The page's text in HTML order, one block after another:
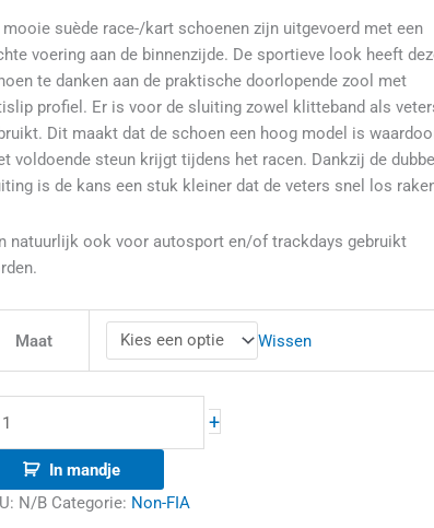
mooie suède race-/kart schoenen zijn uitgevoerd met een
voering aan de binnenzijde. De sportieve look heeft
te danken aan de praktische doorlopende zool met
profiel. Er is voor de sluiting zowel klitteband als
Dit maakt dat de schoen een hoog model is
voldoende steun krijgt tijdens het racen. Dankzij de
is de kans een stuk kleiner dat de veters snel los
natuurlijk ook voor autosport en/of trackdays gebruikt
Maat Wissen
+
In mandje
N/B Categorie: Non-FIA